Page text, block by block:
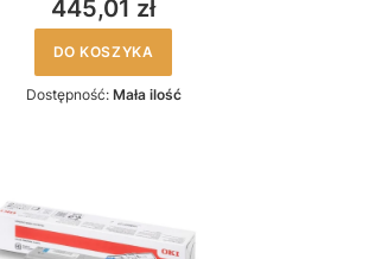
445,01 zł
DO KOSZYKA
Dostępność: Mała ilość